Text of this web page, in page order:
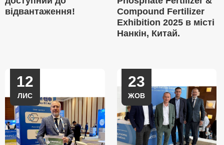
відвантаження!
Compound Fertilizer
Exhibition 2025 в місті
Нанкін, Китай.
12
ЛИС
23
ЖОВ